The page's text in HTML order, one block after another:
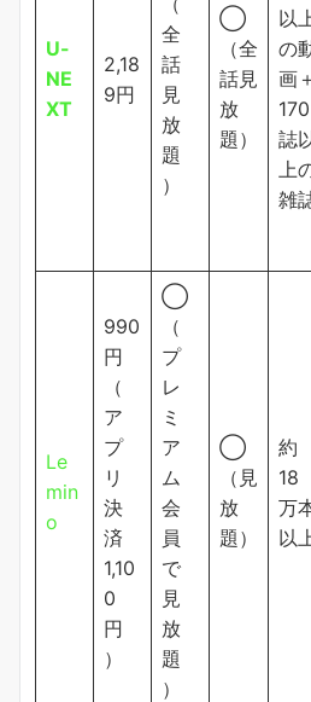
U-
NE
XT
2,18
9円
全
話
見
放
題
）
◯
（全
話見
放
題）
以
の
画
170
誌
上
雑
Le
min
o
990
円
（
ア
プ
リ
決
済
1,10
0
円
）
◯
（
プ
レ
ミ
ア
ム
会
員
で
見
放
題
）
◯
（見
放
題）
約
18
万
以